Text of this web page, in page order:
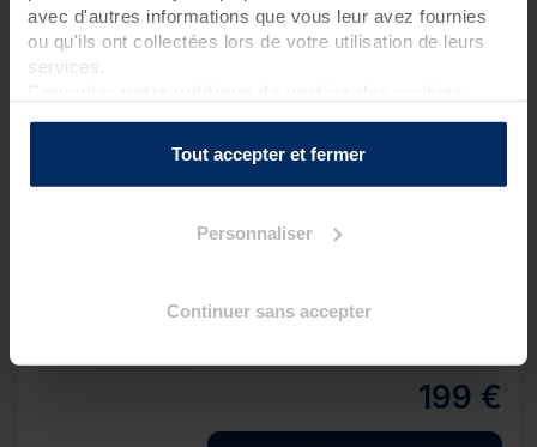
avec d'autres informations que vous leur avez fournies
ou qu'ils ont collectées lors de votre utilisation de leurs
services.
Tout accepter et fermer
Personnaliser
Continuer sans accepter
Coffret Prestige
Vous souhaitez offrir un voyage autour du monde le
3 soins
199 €